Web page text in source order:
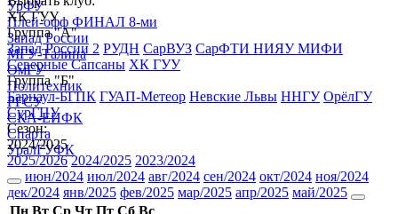
УрФУ
Плей-офф ФИНАЛ 8-ми
Запад России
МГУ-Талина
ОмГУ
Политехник
РГСУ
СКА-ЕИФК
Спарта
УралГУФК
ХК ГУУ
Группа "А"
Запад России 2 РУДН СарВУЗ СарФТИ НИЯУ МИФИ
Северные Сапсаны ХК ГУУ
Группа "Б"
Барнаул-БГПК ГУАП-Метеор Невские Львы ННГУ ОрёлГУ
СурГПУ
Сезон:
2024/2025
2025/2026 2024/2025 2023/2024
июн/2024 июл/2024 авг/2024 сен/2024 окт/2024 ноя/2024
дек/2024 янв/2025 фев/2025 мар/2025 апр/2025 май/2025
Пн Вт Ср Чт Пт Сб Вс